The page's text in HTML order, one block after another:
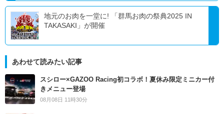
地元のお肉を一堂に! 「群馬お肉の祭典2025 IN
TAKASAKI」が開催
あわせて読みたい記事
スシロー×GAZOO Racing初コラボ！夏休み限定ミニカー付
きメニュー登場
08月08日 11時30分